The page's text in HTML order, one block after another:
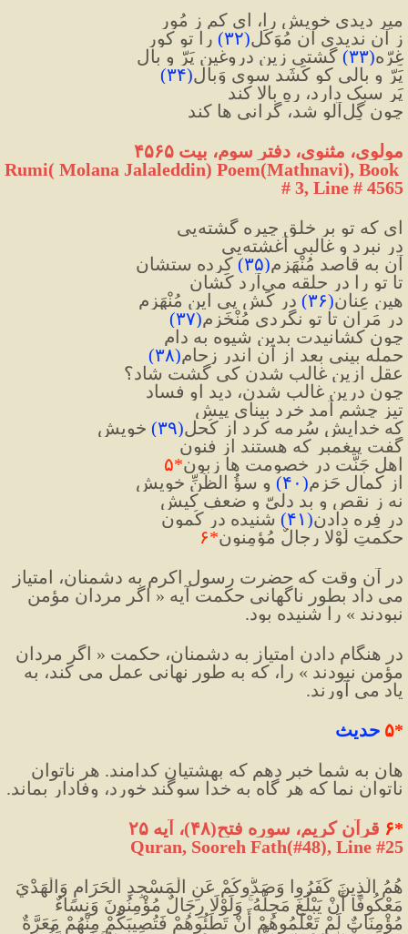
میر دیدی خویش را، ای کم ز مُور
ز آن ندیدی آن مُوَکِّل(۳۲) را تو کور
غِرّه(۳۳) گشتی زین دروغین پَرّ و بال
پَرّ و بالی کو کَشَد سوی وَبال(۳۴)
پَر سبک دارد، رهِ بالا کند
چون گِل‌آلو شد، گرانی ها کند
مولوی، مثنوی، دفتر سوم، بیت ۴۵۶۵
Rumi( Molana Jalaleddin) Poem(Mathnavi), Book
# 3, Line # 4565
ای که تو بر خلق چیره گشته‌یی
در نبرد و غالبی آغشته‌یی
آن به قاصد مُنْهَزِم(۳۵) کرده ستشان
تا تو را در حلقه می‌آرد کَشان
هین عِنان(۳۶) در کَش پیِ این مُنْهَزِم
در مَران تا تو نگردی مُنْخَزِم(۳۷)
چون کشانیدت بدین شیوه به دام
حمله بینی بعد از آن اندر زِحام(۳۸)
عقل ازین غالب شدن کی گشت شاد؟
چون درین غالب شدن، دید او فساد
تیز چشم آمد خرد بینای پیش
که خدایش سُرمه کرد از کُحلِ(۳۹) خویش
گفت پیغمبر که هستند از فنون
اهلِ جَنَّت در خصومت ها زبون*۵
از کمالِ حَزم(۴۰) و سؤُ الظَّنِّ خویش
نه ز نقص و بد دلیّ و ضعفِ کیش
در فِرِه دادن(۴۱) شنیده در کُمون
حکمتِ لَوْلا رِجالٌ مُؤمِنون*۶
نبودند » را شنیده بود.
یاد می آورند.
*۵ حدیث
ناتوان نما که هر گاه به خدا سوگند خورد، وفادار بماند.
*۶ قرآن کریم، سوره فتح(۴۸)، آیه ۲۵
Quran, Sooreh Fath(#48), Line #25